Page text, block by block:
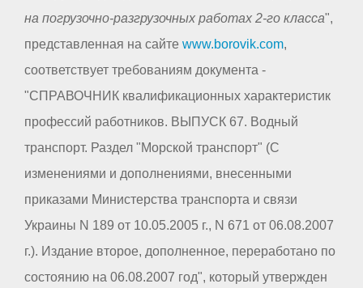
на погрузочно-разгрузочных работах 2-го класса",
представленная на сайте www.borovik.com,
соответствует требованиям документа -
"СПРАВОЧНИК квалификационных характеристик
профессий работников. ВЫПУСК 67. Водный
транспорт. Раздел "Морской транспорт" (С
изменениями и дополнениями, внесенными
приказами Министерства транспорта и связи
Украины N 189 от 10.05.2005 г., N 671 от 06.08.2007
г.). Издание второе, дополненное, переработано по
состоянию на 06.08.2007 год", который утвержден